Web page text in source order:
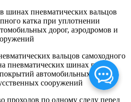
шинах пневматических вальцов
катка при уплотнении
дорог, аэродромов и
вальцов самоходного
пневматических шинах при
автомобильных дорог,
сооружений
проходов по одному следу перед